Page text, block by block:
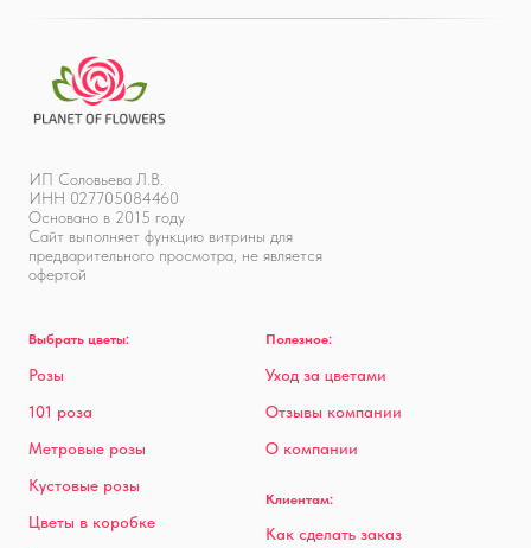
ИП Соловьева Л.В.
ИНН 027705084460
Основано в 2015 году
Сайт выполняет функцию витрины для
предварительного просмотра, не является
офертой
Выбрать цветы:
Розы
101 роза
Метровые розы
Кустовые розы
Цветы в коробке
Полезное:
Уход за цветами
Отзывы компании
О компании
Клиентам:
Как сделать заказ